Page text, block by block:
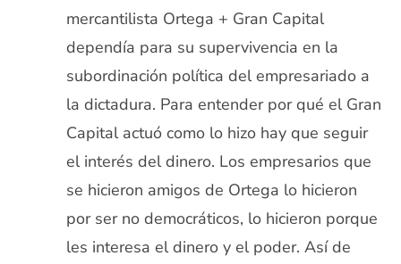
mercantilista Ortega + Gran Capital
dependía para su supervivencia en la
subordinación política del empresariado a
la dictadura. Para entender por qué el Gran
Capital actuó como lo hizo hay que seguir
el interés del dinero. Los empresarios que
se hicieron amigos de Ortega lo hicieron
por ser no democráticos, lo hicieron porque
les interesa el dinero y el poder. Así de